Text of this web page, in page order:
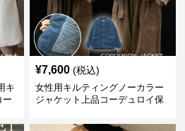
キ
ー
¥7,600 (税込)
女性用キルティングノーカラー
ジャケット上品コーデュロイ保